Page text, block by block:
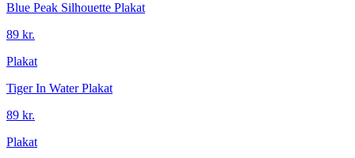
Blue Peak Silhouette Plakat
89 kr.
Plakat
Tiger In Water Plakat
89 kr.
Plakat